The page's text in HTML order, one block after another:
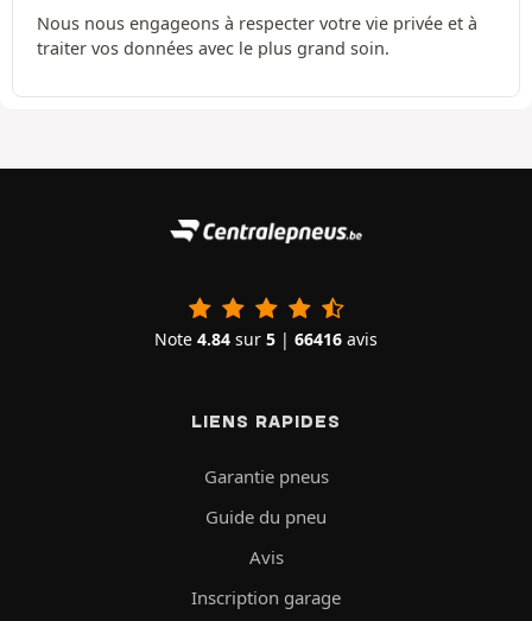
Nous nous engageons à respecter votre vie privée et à
traiter vos données avec le plus grand soin.
Note 4.84 sur 5 | 66416 avis
LIENS RAPIDES
Garantie pneus
Guide du pneu
Avis
Inscription garage